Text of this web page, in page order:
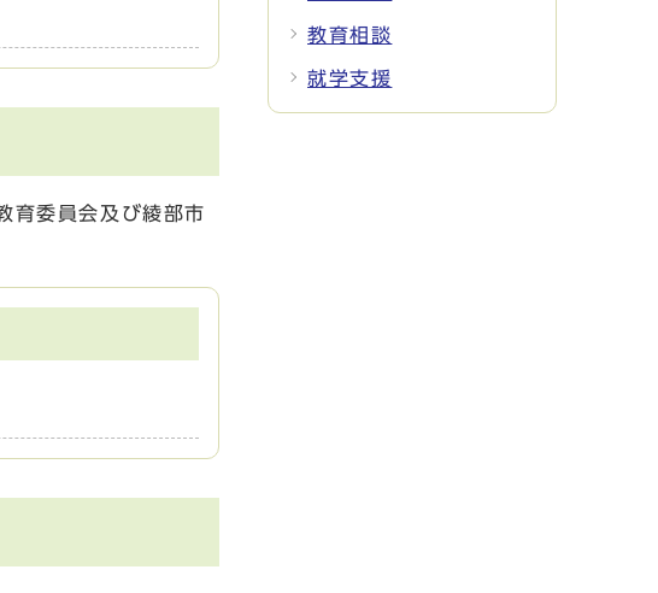
育委員会及び綾部市
教育相談
就学支援